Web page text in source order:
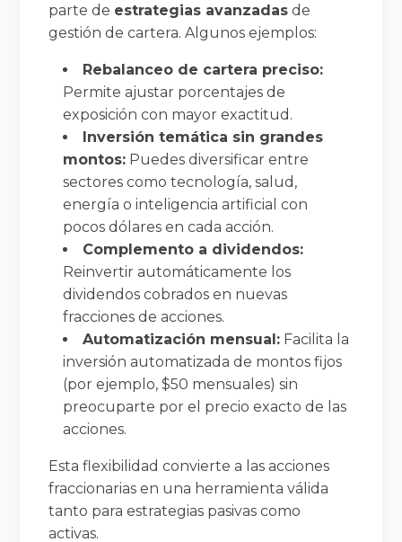
parte de estrategias avanzadas de
gestión de cartera. Algunos ejemplos:
Rebalanceo de cartera preciso:
Permite ajustar porcentajes de
exposición con mayor exactitud.
Inversión temática sin grandes
montos: Puedes diversificar entre
sectores como tecnología, salud,
energía o inteligencia artificial con
pocos dólares en cada acción.
Complemento a dividendos:
Reinvertir automáticamente los
dividendos cobrados en nuevas
fracciones de acciones.
Automatización mensual: Facilita la
inversión automatizada de montos fijos
(por ejemplo, $50 mensuales) sin
preocuparte por el precio exacto de las
acciones.
Esta flexibilidad convierte a las acciones
fraccionarias en una herramienta válida
tanto para estrategias pasivas como
activas.